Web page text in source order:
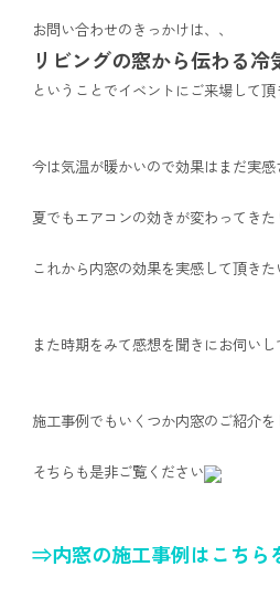
お問い合わせのきっかけは、、
リビングの窓から伝わる冷
ということでイベントにご来場して頂
今は気温が暖かいので効果はまだ実感
夏でもエアコンの効きが変わってき
これから内窓の効果を実感して頂き
また時期をみて感想を聞きにお伺いし
施工事例でもいくつか内窓のご紹介
そちらも是非ご覧ください
⇒内窓の施工事例はこちら